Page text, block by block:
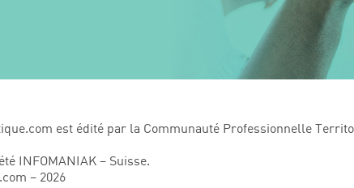
est édité par la Communauté Professionnelle
INFOMANIAK – Suisse.
– 2026